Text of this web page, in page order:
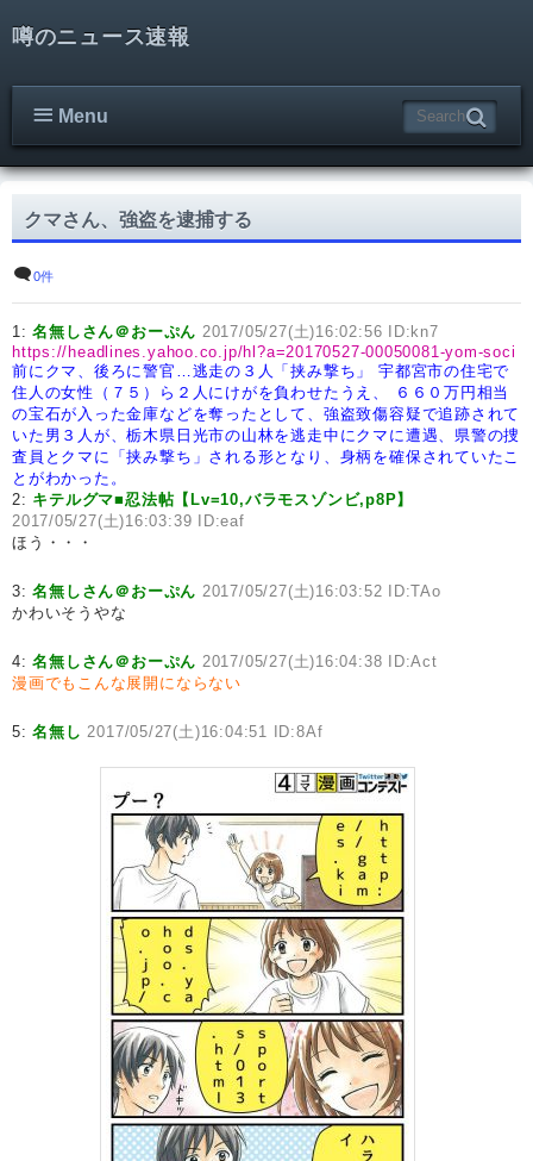
噂のニュース速報
Menu
クマさん、強盗を逮捕する
0件
1:名無しさん＠おーぷん 2017/05/27(土)16:02:56 ID:kn7
https://headlines.yahoo.co.jp/hl?a=20170527-00050081-yom-soci
前にクマ、後ろに警官…逃走の３人「挟み撃ち」
宇都宮市の住宅で
住人の女性（７５）ら２人にけがを負わせたうえ、
６６０万円相当
の宝石が入った金庫などを奪ったとして、強盗致傷容疑で追跡されて
いた男３人が、栃木県日光市の山林を逃走中にクマに遭遇、県警の捜
査員とクマに「挟み撃ち」される形となり、身柄を確保されていたこ
とがわかった。
2: キテルグマ■忍法帖【Lv=10,バラモスゾンビ,p8P】
2017/05/27(土)16:03:39 ID:eaf
ほう・・・
3:名無しさん＠おーぷん 2017/05/27(土)16:03:52 ID:TAo
かわいそうやな
4:名無しさん＠おーぷん 2017/05/27(土)16:04:38 ID:Act
漫画でもこんな展開にならない
5:名無し 2017/05/27(土)16:04:51 ID:8Af